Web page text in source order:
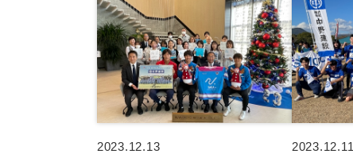
2023.12.13 2023.12.11